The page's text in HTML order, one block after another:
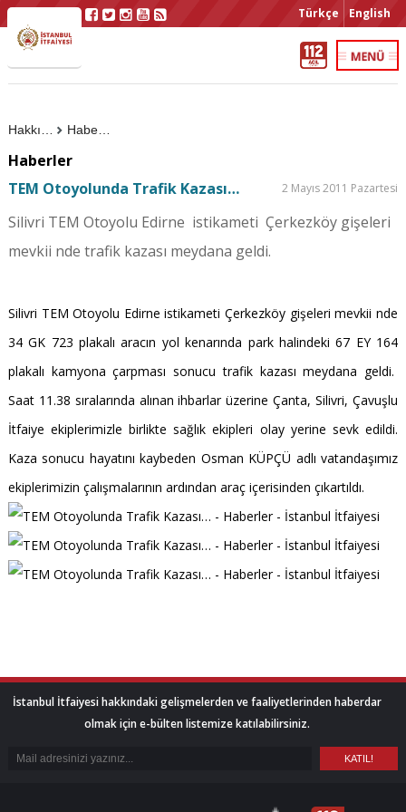
Türkçe English
Haberler
Haberler
TEM Otoyolunda Trafik Kazası…
2 Mayıs 2011 Pazartesi
Silivri TEM Otoyolu Edirne istikameti Çerkezköy gişeleri
mevkii nde trafik kazası meydana geldi.
Silivri TEM Otoyolu Edirne istikameti Çerkezköy gişeleri mevkii nde
34 GK 723 plakalı aracın yol kenarında park halindeki 67 EY 164
plakalı kamyona çarpması sonucu trafik kazası meydana geldi.
Saat 11.38 sıralarında alınan ihbarlar üzerine Çanta, Silivri, Çavuşlu
İtfaiye ekiplerimizle birlikte sağlık ekipleri olay yerine sevk edildi.
Kaza sonucu hayatını kaybeden Osman KÜPÇÜ adlı vatandaşımız
ekiplerimizin çalışmalarının ardından araç içerisinden çıkartıldı.
İstanbul İtfaiyesi hakkındaki gelişmelerden ve faaliyetlerinden haberdar
olmak için e-bülten listemize katılabilirsiniz.